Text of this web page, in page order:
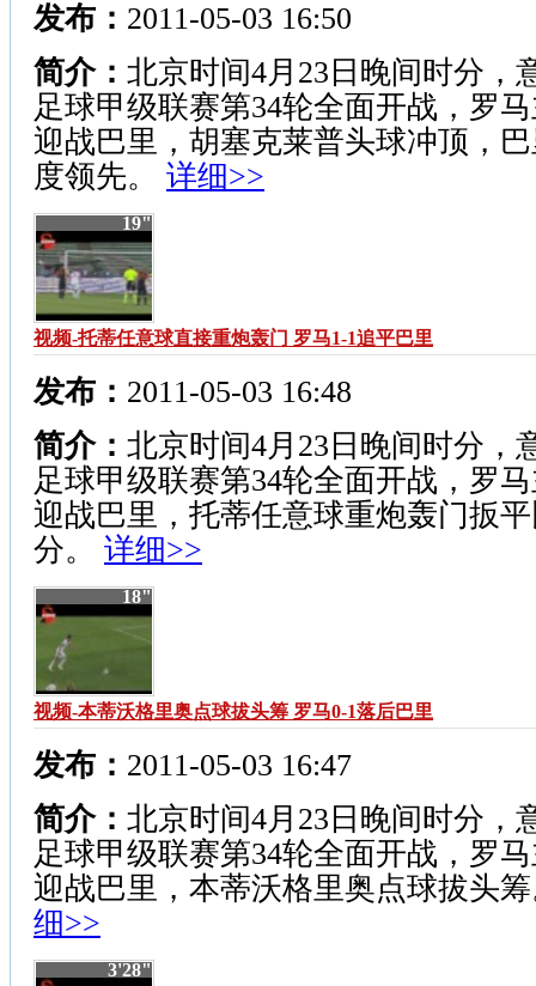
发布： 2011-05-03 16:50
简介： 北京时间4月23日晚间时分，
足球甲级联赛第34轮全面开战，罗
迎战巴里，胡塞克莱普头球冲顶，
度领先。 详细>>
19"
视频-托蒂任意球直接重炮轰门 罗马1-1追平巴里
发布： 2011-05-03 16:48
简介： 北京时间4月23日晚间时分，
足球甲级联赛第34轮全面开战，罗
迎战巴里，托蒂任意球重炮轰门扳
分。 详细>>
18"
视频-本蒂沃格里奥点球拔头筹 罗马0-1落后巴里
发布： 2011-05-03 16:47
简介： 北京时间4月23日晚间时分，
足球甲级联赛第34轮全面开战，罗
迎战巴里，本蒂沃格里奥点球拔头
细>>
3'28"